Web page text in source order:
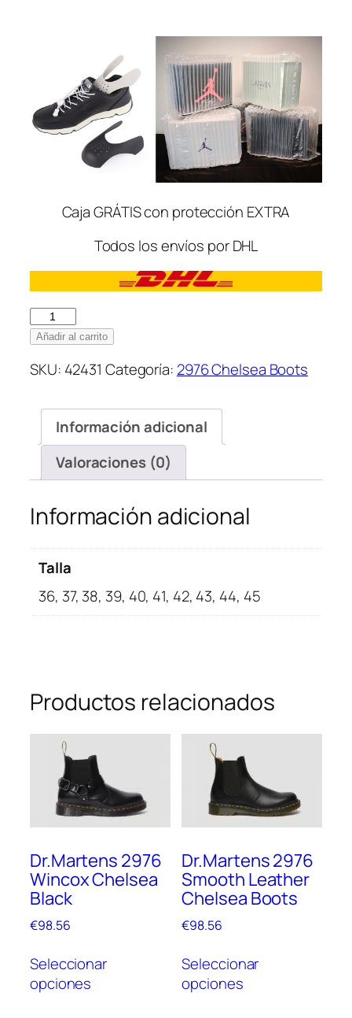
Caja GRÁTIS con protección EXTRA
Todos los envíos por DHL
Dr.Martens
2976
Chelsea
cantidad
Añadir al carrito
SKU: 42431 Categoría: 2976 Chelsea Boots
Información adicional
Valoraciones (0)
Información adicional
Talla
36, 37, 38, 39, 40, 41, 42, 43, 44, 45
Productos relacionados
Dr.Martens 2976
Wincox Chelsea
Black
€98.56
Seleccionar
opciones
producto
tiene
Dr.Martens 2976
Smooth Leather
Chelsea Boots
€98.56
Seleccionar
opciones